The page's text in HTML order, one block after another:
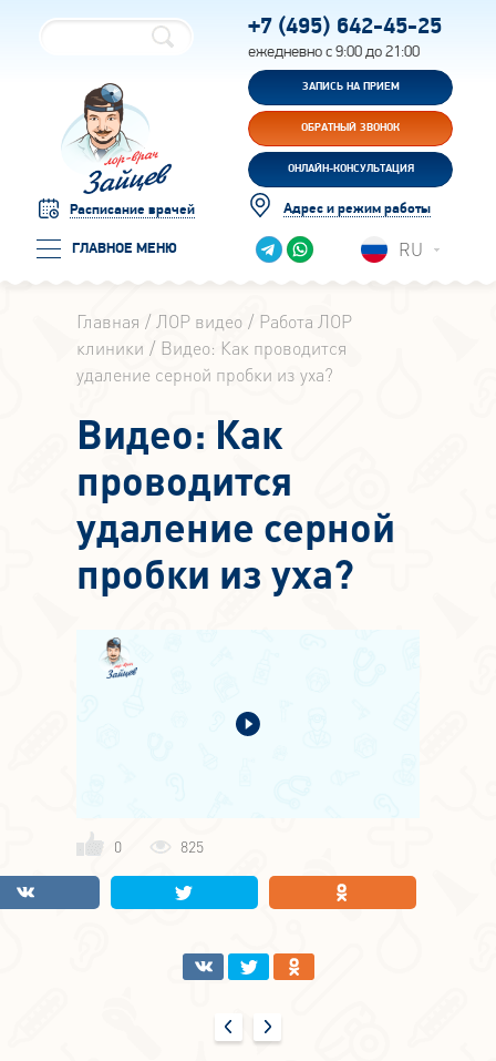
Расписание врачей
ГЛАВНОЕ МЕНЮ
+7 (495) 642-45-25
ежедневно с 9:00 до 21:00
ЗАПИСЬ НА ПРИЕМ
ОБРАТНЫЙ ЗВОНОК
ОНЛАЙН-КОНСУЛЬТАЦИЯ
Адрес и режим работы
RU
Главная ЛОР видео
Работа ЛОР
клиники
Видео: Как проводится
удаление серной пробки из уха?
Видео: Как
проводится
удаление серной
пробки из уха?
0 825